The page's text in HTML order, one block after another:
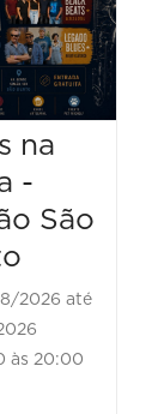
na
-
São
2026 até
às 20:00